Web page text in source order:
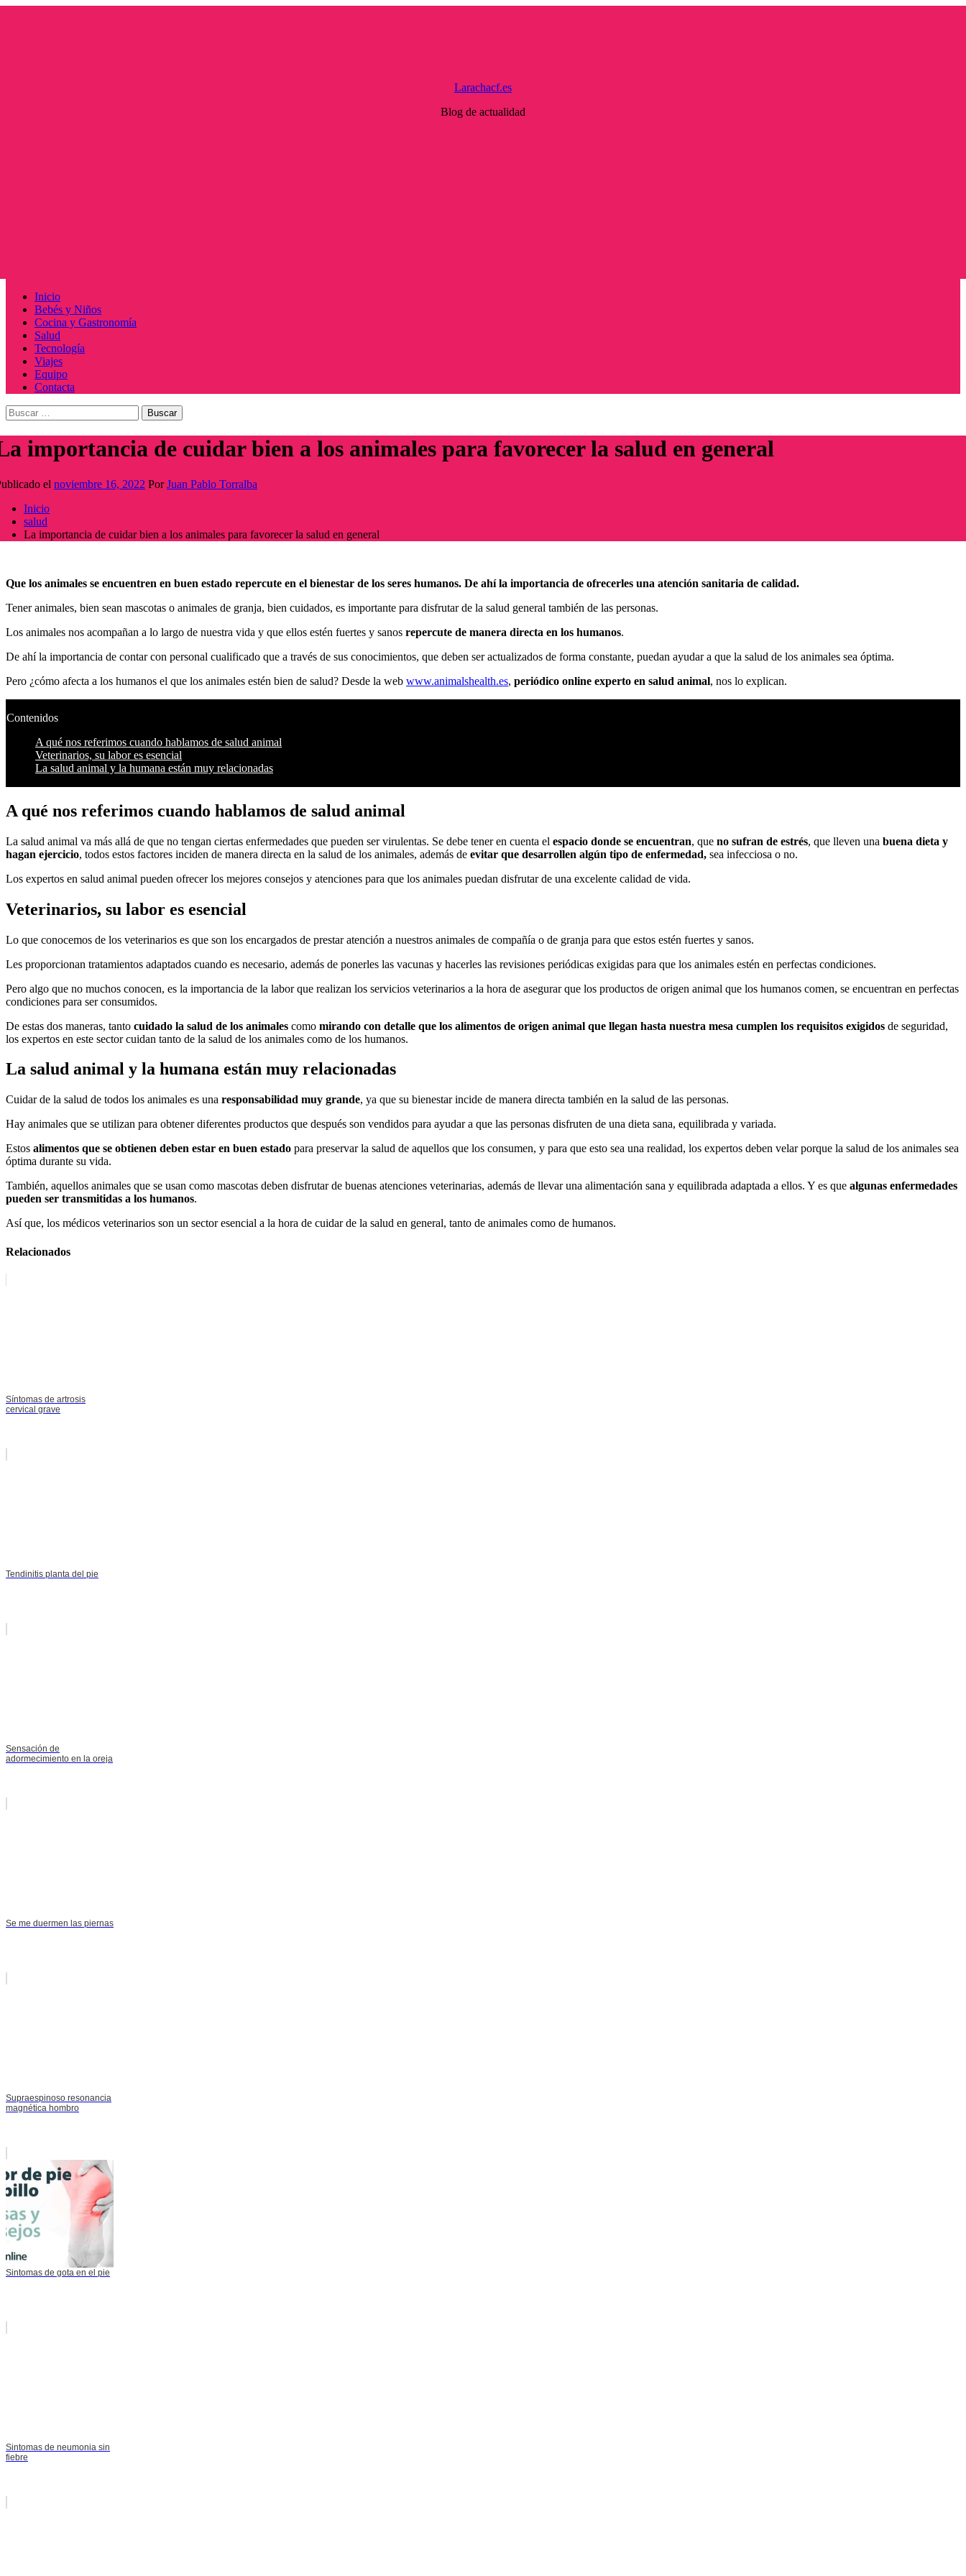
Larachacf.es
Blog de actualidad
Menú
principal
Inicio
Bebés y Niños
Cocina y Gastronomía
Salud
Tecnología
Viajes
Equipo
Contacta
Buscar:
importancia de cuidar bien a los animales para favorecer la salud en general
el noviembre 16, 2022 PorJuan Pablo Torralba
Inicio
salud
La importancia de cuidar bien a los animales para favorecer la salud en general
Que los animales se encuentren en buen estado repercute en el bienestar de los seres humanos. De ahí la importancia de ofrecerles una atención sanitaria de calidad.
Tener animales, bien sean mascotas o animales de granja, bien cuidados, es importante para disfrutar de la salud general también de las personas.
Los animales nos acompañan a lo largo de nuestra vida y que ellos estén fuertes y sanos repercute de manera directa en los humanos.
De ahí la importancia de contar con personal cualificado que a través de sus conocimientos, que deben ser actualizados de forma constante, puedan ayudar a que la salud de los animales sea óptima.
Pero ¿cómo afecta a los humanos el que los animales estén bien de salud? Desde la web www.animalshealth.es, periódico online experto en salud animal, nos lo explican.
Contenidos
A qué nos referimos cuando hablamos de salud animal
Veterinarios, su labor es esencial
La salud animal y la humana están muy relacionadas
A qué nos referimos cuando hablamos de salud animal
La salud animal va más allá de que no tengan ciertas enfermedades que pueden ser virulentas. Se debe tener en cuenta el espacio donde se encuentran, que no sufran de estrés, que lleven una buena dieta y
hagan ejercicio, todos estos factores inciden de manera directa en la salud de los animales, además de evitar que desarrollen algún tipo de enfermedad, sea infecciosa o no.
Los expertos en salud animal pueden ofrecer los mejores consejos y atenciones para que los animales puedan disfrutar de una excelente calidad de vida.
Veterinarios, su labor es esencial
Lo que conocemos de los veterinarios es que son los encargados de prestar atención a nuestros animales de compañía o de granja para que estos estén fuertes y sanos.
Les proporcionan tratamientos adaptados cuando es necesario, además de ponerles las vacunas y hacerles las revisiones periódicas exigidas para que los animales estén en perfectas condiciones.
Pero algo que no muchos conocen, es la importancia de la labor que realizan los servicios veterinarios a la hora de asegurar que los productos de origen animal que los humanos comen, se encuentran en perfectas
condiciones para ser consumidos.
De estas dos maneras, tanto cuidado la salud de los animales como mirando con detalle que los alimentos de origen animal que llegan hasta nuestra mesa cumplen los requisitos exigidos de seguridad,
los expertos en este sector cuidan tanto de la salud de los animales como de los humanos.
La salud animal y la humana están muy relacionadas
Cuidar de la salud de todos los animales es una responsabilidad muy grande, ya que su bienestar incide de manera directa también en la salud de las personas.
Hay animales que se utilizan para obtener diferentes productos que después son vendidos para ayudar a que las personas disfruten de una dieta sana, equilibrada y variada.
Estos alimentos que se obtienen deben estar en buen estado para preservar la salud de aquellos que los consumen, y para que esto sea una realidad, los expertos deben velar porque la salud de los animales sea
óptima durante su vida.
También, aquellos animales que se usan como mascotas deben disfrutar de buenas atenciones veterinarias, además de llevar una alimentación sana y equilibrada adaptada a ellos. Y es que algunas enfermedades
pueden ser transmitidas a los humanos.
Así que, los médicos veterinarios son un sector esencial a la hora de cuidar de la salud en general, tanto de animales como de humanos.
Relacionados
Síntomas de artrosis
cervical grave
Tendinitis planta del pie
Sensación de
adormecimiento en la oreja
Se me duermen las piernas
Supraespinoso resonancia
magnética hombro
Sintomas de gota en el pie
Sintomas de neumonia sin
fiebre